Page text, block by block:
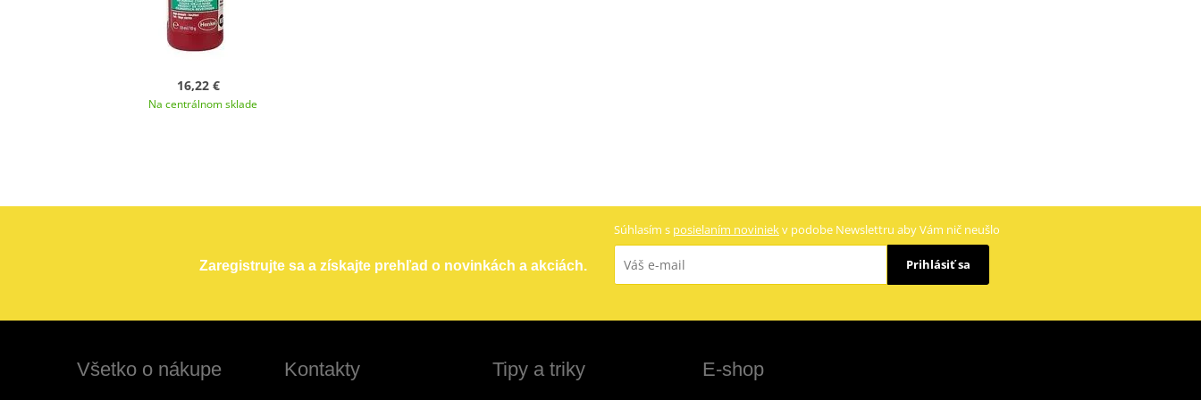
16,22 €
Na centrálnom sklade
Zaregistrujte sa a získajte prehľad o novinkách a akciách.
Súhlasím s posielaním noviniekv podobe Newslettru aby Vám nič neušlo
Prihlásiť sa
Všetko o nákupe Kontakty Tipy a triky E-shop